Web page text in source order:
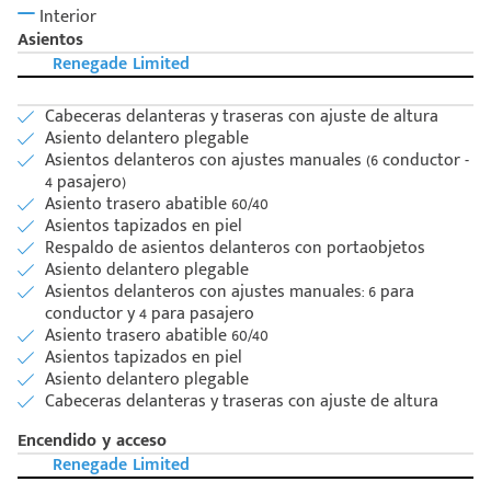
Interior
Asientos
Renegade Limited
Cabeceras delanteras y traseras con ajuste de altura
Asiento delantero plegable
Asientos delanteros con ajustes manuales (6 conductor -
4 pasajero)
Asiento trasero abatible 60/40
Asientos tapizados en piel
Respaldo de asientos delanteros con portaobjetos
Asiento delantero plegable
Asientos delanteros con ajustes manuales: 6 para
conductor y 4 para pasajero
Asiento trasero abatible 60/40
Asientos tapizados en piel
Asiento delantero plegable
Cabeceras delanteras y traseras con ajuste de altura
Encendido y acceso
Renegade Limited